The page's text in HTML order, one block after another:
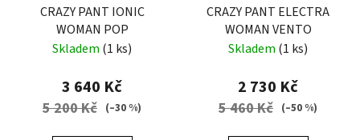
CRAZY PANT IONIC
WOMAN POP
Skladem (1 ks)
3 640 Kč
5 200 Kč (–30 %)
CRAZY PANT ELECTRA
WOMAN VENTO
Skladem (1 ks)
2 730 Kč
5 460 Kč (–50 %)